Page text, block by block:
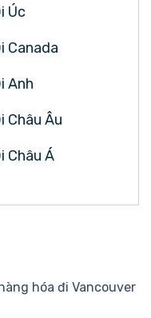
Úc
Canada
Anh
Châu Âu
Châu Á
hóa đi Vancouver